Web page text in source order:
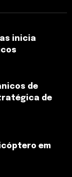
inicia
de
de
em